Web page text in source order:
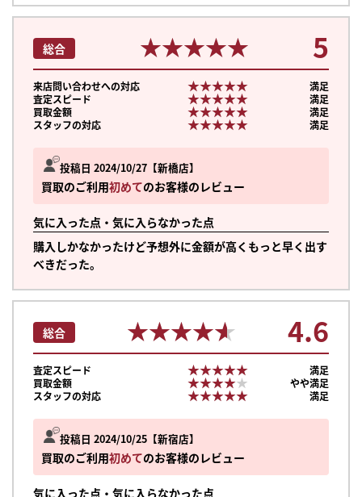
投稿日 2024/10/27 新橋店
買取のご利用初めてのお客様のレビュー
気に入った点・気に入らなかった点
購入しかなかったけど予想外に金額が高くもっと早く出す
べきだった。
総合 ★★★★★
★★★★★ 5
来店問い合わせへの対応 ★★★★★
★★★★★
満足
査定スピード
★★★★★
★★★★★
満足
買取金額
★★★★★
★★★★★
満足
スタッフの対応
★★★★★
★★★★★ 満足
投稿日 2024/10/25 新宿店
買取のご利用初めてのお客様のレビュー
気に入った点・気に入らなかった点
総合 ★★★★★
★★★★★ 4.6
査定スピード ★★★★★
★★★★★
満足
買取金額
★★★★★
★★★★★
やや満足
スタッフの対応
★★★★★
★★★★★ 満足